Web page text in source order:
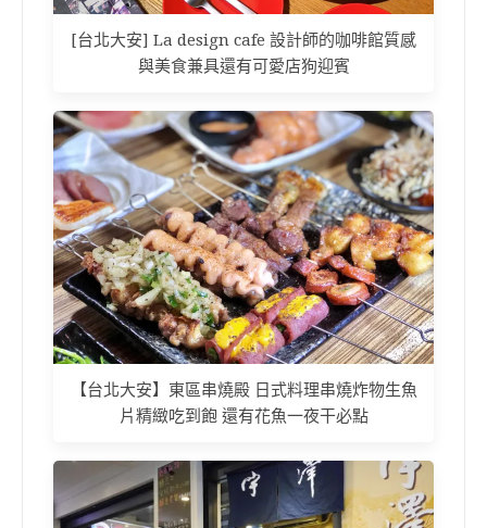
[台北大安] La design cafe 設計師的咖啡館質感
與美食兼具還有可愛店狗迎賓
【台北大安】東區串燒殿 日式料理串燒炸物生魚
片精緻吃到飽 還有花魚一夜干必點